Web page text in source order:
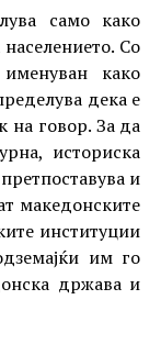
само како
Со
како
дека е
на говор. За да
историска
и
македонските
институции
им го
држава и